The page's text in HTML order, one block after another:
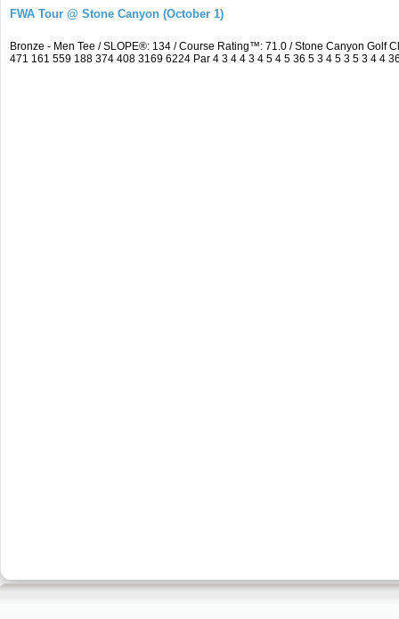
FWA Tour @ Stone Canyon (October 1)
Bronze - Men Tee / SLOPE®: 134 / Course Rating™: 71.0 / Stone Canyon Golf
471 161 559 188 374 408 3169 6224 Par 4 3 4 4 3 4 5 4 5 36 5 3 4 5 3 5 3 4 4